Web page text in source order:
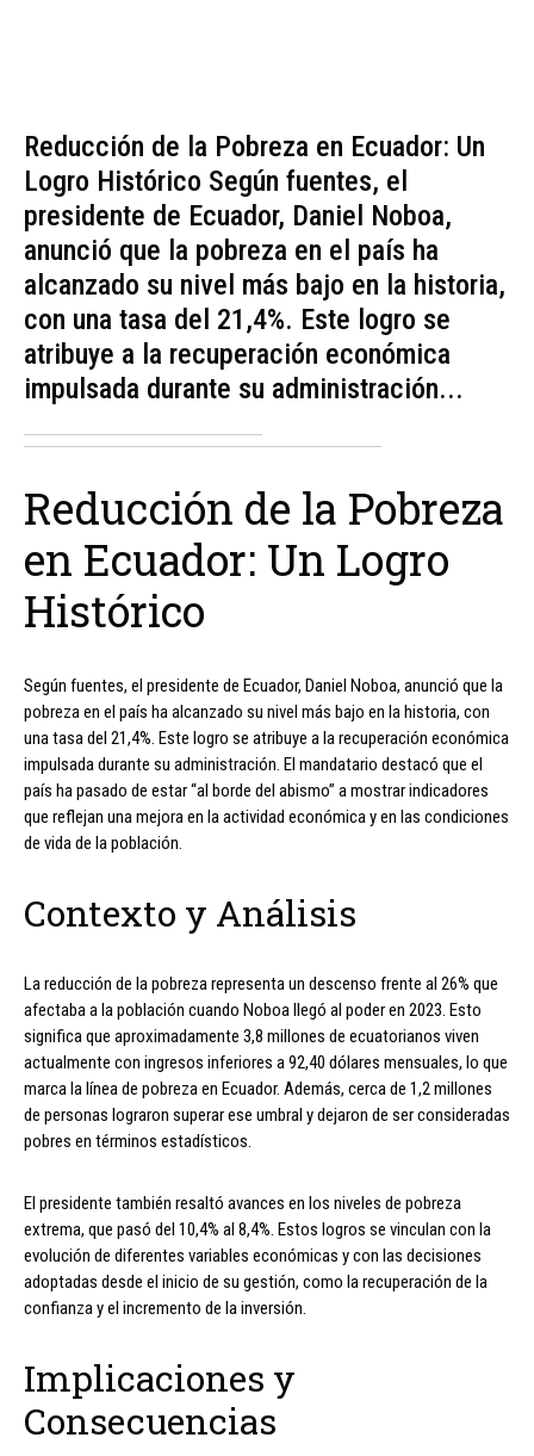
Reducción de la Pobreza en Ecuador: Un
Logro Histórico Según fuentes, el
presidente de Ecuador, Daniel Noboa,
anunció que la pobreza en el país ha
alcanzado su nivel más bajo en la historia,
con una tasa del 21,4%. Este logro se
atribuye a la recuperación económica
impulsada durante su administración...
Reducción de la Pobreza
en Ecuador: Un Logro
Histórico
Según fuentes, el presidente de Ecuador, Daniel Noboa, anunció que la
pobreza en el país ha alcanzado su nivel más bajo en la historia, con
una tasa del 21,4%. Este logro se atribuye a la recuperación económica
impulsada durante su administración. El mandatario destacó que el
país ha pasado de estar “al borde del abismo” a mostrar indicadores
que reflejan una mejora en la actividad económica y en las condiciones
de vida de la población.
Contexto y Análisis
La reducción de la pobreza representa un descenso frente al 26% que
afectaba a la población cuando Noboa llegó al poder en 2023. Esto
significa que aproximadamente 3,8 millones de ecuatorianos viven
actualmente con ingresos inferiores a 92,40 dólares mensuales, lo que
marca la línea de pobreza en Ecuador. Además, cerca de 1,2 millones
de personas lograron superar ese umbral y dejaron de ser consideradas
pobres en términos estadísticos.
El presidente también resaltó avances en los niveles de pobreza
extrema, que pasó del 10,4% al 8,4%. Estos logros se vinculan con la
evolución de diferentes variables económicas y con las decisiones
adoptadas desde el inicio de su gestión, como la recuperación de la
confianza y el incremento de la inversión.
Implicaciones y
Consecuencias